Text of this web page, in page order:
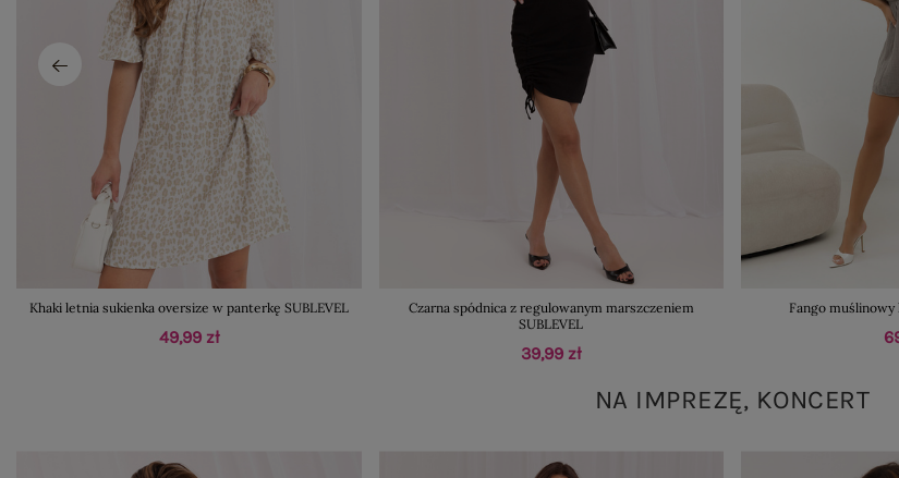
Khaki letnia sukienka oversize w panterkę SUBLEVEL
49,99 zł
Czarna spódnica z regulowanym marszczeniem
SUBLEVEL
39,99 zł
Fango
NA IMPREZĘ, KONCERT